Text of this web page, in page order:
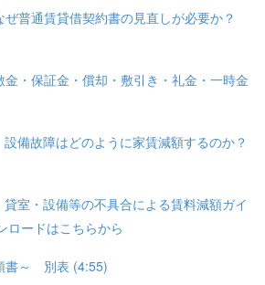
普通賃貸借契約書の見直しが必要か？
・保証金・償却・敷引き・礼金・一時金
備故障はどのように家賃減額するのか？
室・設備等の不具合による賃料減額ガイ
ロードはこちらから
～ 別表 (4:55)